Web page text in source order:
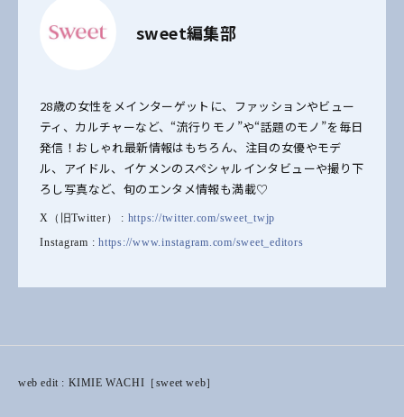
sweet編集部
28歳の女性をメインターゲットに、ファッションやビュー
ティ、カルチャーなど、“流行りモノ”や“話題のモノ”を毎日
発信！おしゃれ最新情報はもちろん、注目の女優やモデ
ル、アイドル、イケメンのスペシャルインタビューや撮り下
ろし写真など、旬のエンタメ情報も満載♡
X（旧Twitter） : https://twitter.com/sweet_twjp
Instagram : https://www.instagram.com/sweet_editors
web edit : KIMIE WACHI［sweet web］